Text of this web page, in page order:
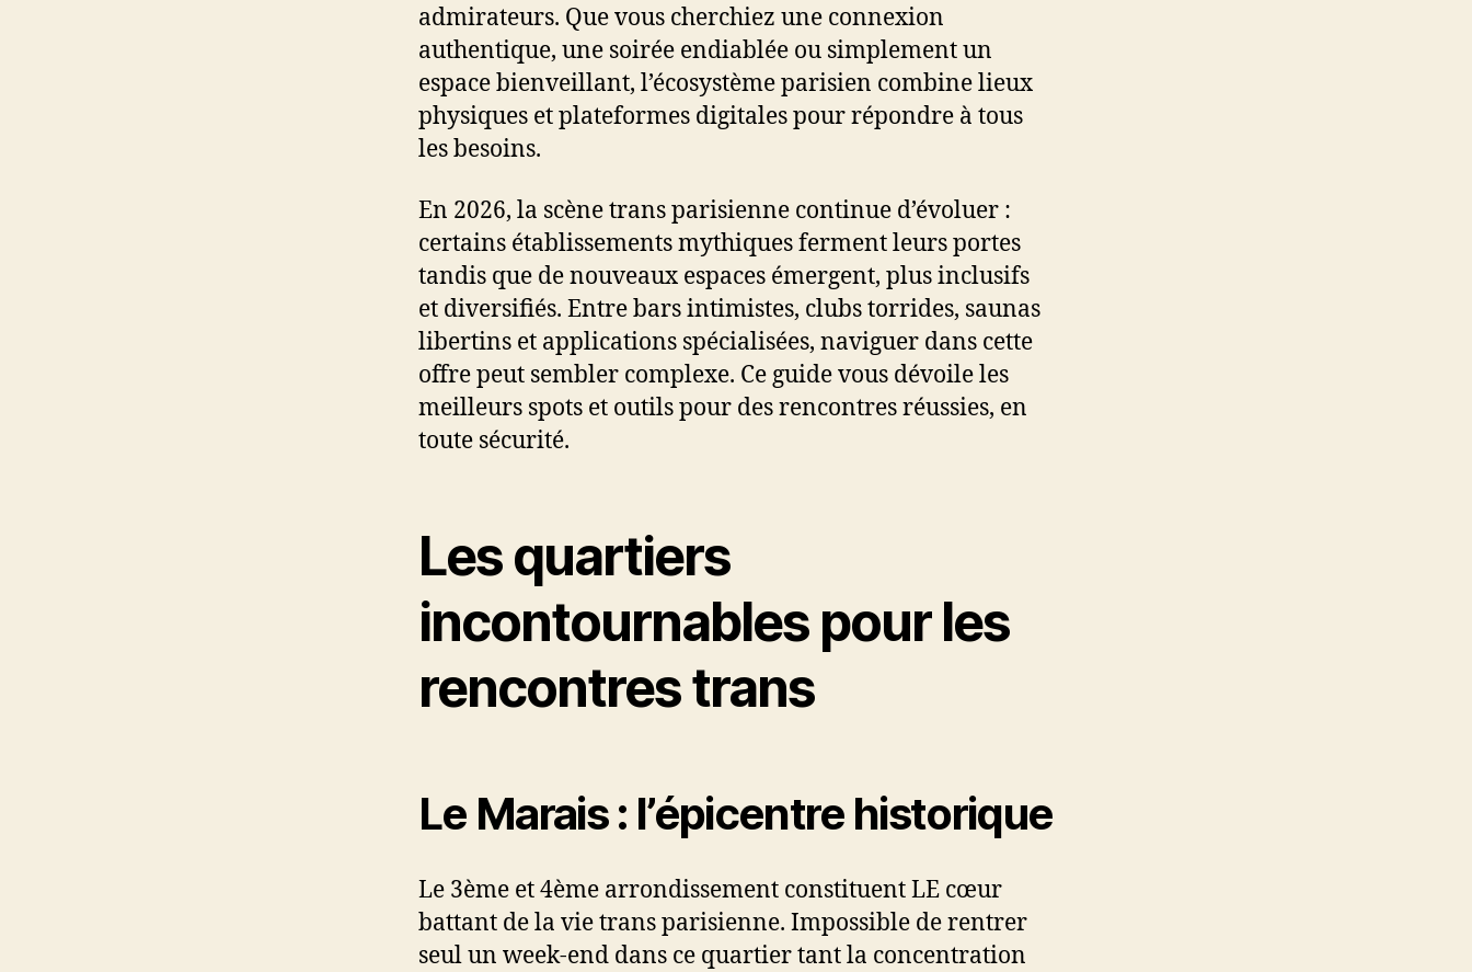
admirateurs. Que vous cherchiez une connexion
authentique, une soirée endiablée ou simplement un
espace bienveillant, l’écosystème parisien combine lieux
physiques et plateformes digitales pour répondre à tous
les besoins.
En 2026, la scène trans parisienne continue d’évoluer :
certains établissements mythiques ferment leurs portes
tandis que de nouveaux espaces émergent, plus inclusifs
et diversifiés. Entre bars intimistes, clubs torrides, saunas
libertins et applications spécialisées, naviguer dans cette
offre peut sembler complexe. Ce guide vous dévoile les
meilleurs spots et outils pour des rencontres réussies, en
toute sécurité.
Les quartiers
incontournables pour les
rencontres trans
Le Marais : l’épicentre historique
Le 3ème et 4ème arrondissement constituent LE cœur
battant de la vie trans parisienne. Impossible de rentrer
seul un week-end dans ce quartier tant la concentration